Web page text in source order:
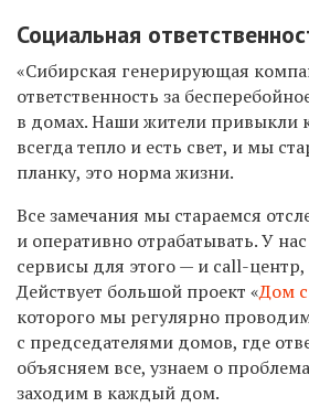
Социальная
«Сибирская генерирующая
ответственность за
в домах. Наши жители привыкли
всегда тепло и есть свет, и мы
планку, это норма жизни.
Все замечания мы стараемся
и оперативно отрабатывать. У
сервисы для этого — и call-
Действует большой проект «Дом
которого мы регулярно
с председателями домов, где
объясняем все, узнаем о
заходим в каждый дом.